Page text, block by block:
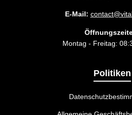
E-Mail:
Montag - Freitag:
Politiken